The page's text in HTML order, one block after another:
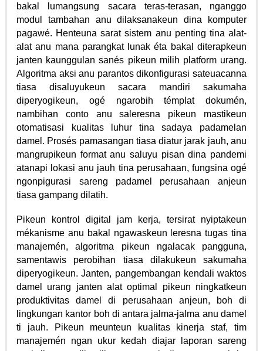
bakal lumangsung sacara teras-terasan, nganggo
modul tambahan anu dilaksanakeun dina komputer
pagawé. Henteuna sarat sistem anu penting tina alat-
alat anu mana parangkat lunak éta bakal diterapkeun
janten kaunggulan sanés pikeun milih platform urang.
Algoritma aksi anu parantos dikonfigurasi sateuacanna
tiasa disaluyukeun sacara mandiri sakumaha
diperyogikeun, ogé ngarobih témplat dokumén,
nambihan conto anu saleresna pikeun mastikeun
otomatisasi kualitas luhur tina sadaya padamelan
damel. Prosés pamasangan tiasa diatur jarak jauh, anu
mangrupikeun format anu saluyu pisan dina pandemi
atanapi lokasi anu jauh tina perusahaan, fungsina ogé
ngonpigurasi sareng padamel perusahaan anjeun
tiasa gampang dilatih.
Pikeun kontrol digital jam kerja, tersirat nyiptakeun
mékanisme anu bakal ngawaskeun leresna tugas tina
manajemén, algoritma pikeun ngalacak pangguna,
samentawis perobihan tiasa dilakukeun sakumaha
diperyogikeun. Janten, pangembangan kendali waktos
damel urang janten alat optimal pikeun ningkatkeun
produktivitas damel di perusahaan anjeun, boh di
lingkungan kantor boh di antara jalma-jalma anu damel
ti jauh. Pikeun meunteun kualitas kinerja staf, tim
manajemén ngan ukur kedah diajar laporan sareng